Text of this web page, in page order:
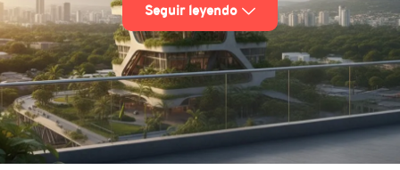
Seguir leyendo